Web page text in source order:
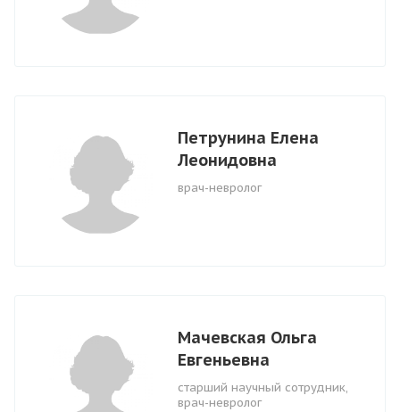
Петрунина Елена
Леонидовна
врач-невролог
Мачевская Ольга
Евгеньевна
старший научный сотрудник,
врач-невролог